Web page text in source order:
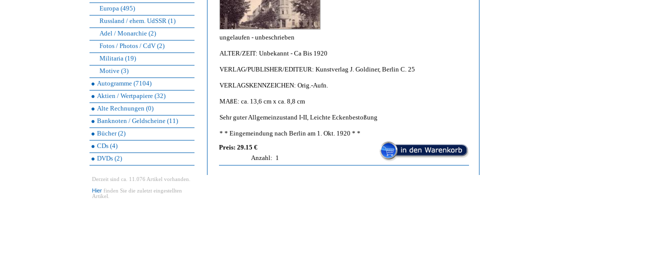
Europa (495)
Russland / ehem. UdSSR (1)
Adel / Monarchie (2)
Fotos / Photos / CdV (2)
Militaria (19)
Motive (3)
Autogramme (7104)
Aktien / Wertpapiere (32)
Alte Rechnungen (0)
Banknoten / Geldscheine (11)
Bücher (2)
CDs (4)
DVDs (2)
Derzeit sind ca. 11.076 Artikel vorhanden.
Hier finden Sie die zuletzt eingestellten
Artikel.
ungelaufen - unbeschrieben
ALTER/ZEIT: Unbekannt - Ca Bis 1920
VERLAG/PUBLISHER/EDITEUR: Kunstverlag J. Goldiner, Berlin C. 25
VERLAGSKENNZEICHEN: Orig.-Aufn.
MAßE: ca. 13,6 cm x ca. 8,8 cm
Sehr guter Allgemeinzustand I-II, Leichte Eckenbestoßung
* * Eingemeindung nach Berlin am 1. Okt. 1920 * *
Preis: 29.15 €
Anzahl: 1